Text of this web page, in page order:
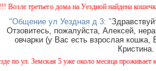
дома на Уездной найдена кошечка
"Общение ул Уездная д 3: "
Отзовитесь, пожалуйста, Алексей,
овчарки (у Вас есть взрослая кошка,
Кристина.
Земская 5 уже около месяца проживает кот.